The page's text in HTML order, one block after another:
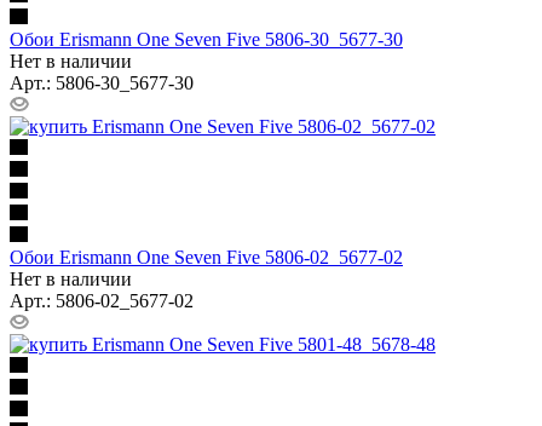
Обои Erismann One Seven Five 5806-30_5677-30
Нет в наличии
Арт.: 5806-30_5677-30
Обои Erismann One Seven Five 5806-02_5677-02
Нет в наличии
Арт.: 5806-02_5677-02